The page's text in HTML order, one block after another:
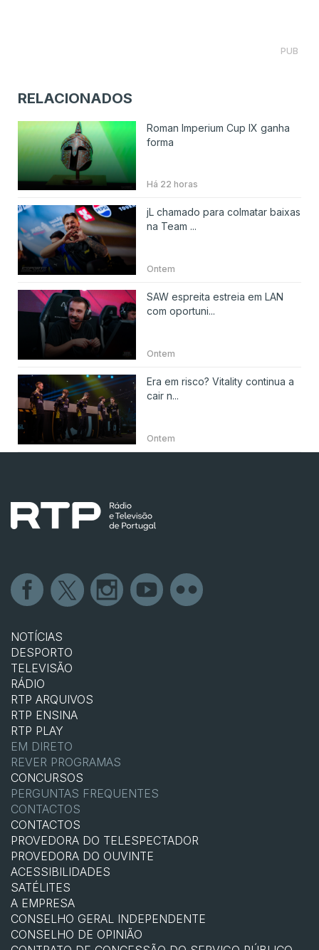
PUB
RELACIONADOS
Roman Imperium Cup IX ganha
forma
Há 22 horas
jL chamado para colmatar baixas
na Team ...
Ontem
SAW espreita estreia em LAN
com oportuni...
Ontem
Era em risco? Vitality continua a
cair n...
Ontem
NOTÍCIAS
DESPORTO
TELEVISÃO
RÁDIO
RTP ARQUIVOS
RTP ENSINA
RTP PLAY
EM DIRETO
REVER PROGRAMAS
CONCURSOS
PERGUNTAS FREQUENTES
CONTACTOS
CONTACTOS
PROVEDORA DO TELESPECTADOR
PROVEDORA DO OUVINTE
ACESSIBILIDADES
SATÉLITES
A EMPRESA
CONSELHO GERAL INDEPENDENTE
CONSELHO DE OPINIÃO